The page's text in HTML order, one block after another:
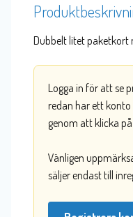
Dubbelt litet paketkort
Logga in för att se
redan har ett konto
genom att klicka
Vänligen
säljer endast till